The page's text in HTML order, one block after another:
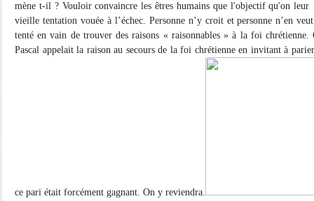
mène t-il ? Vouloir convaincre les êtres humains que l'objectif qu'on leur
vieille tentation vouée à l’échec. Personne n’y croit et personne n’en
tenté en vain de trouver des raisons « raisonnables » à la foi chrétienne.
Pascal appelait la raison au secours de la foi chrétienne en invitant à
ce pari était forcément gagnant. On y reviendra.